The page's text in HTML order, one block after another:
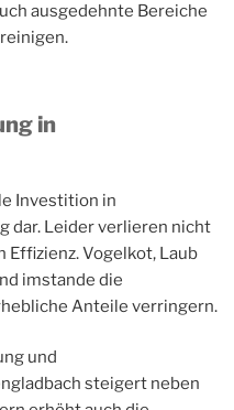
ausgedehnte Bereiche
in
Investition in
dar. Leider verlieren nicht
Vogelkot, Laub
imstande die
Anteile verringern.
und
steigert neben